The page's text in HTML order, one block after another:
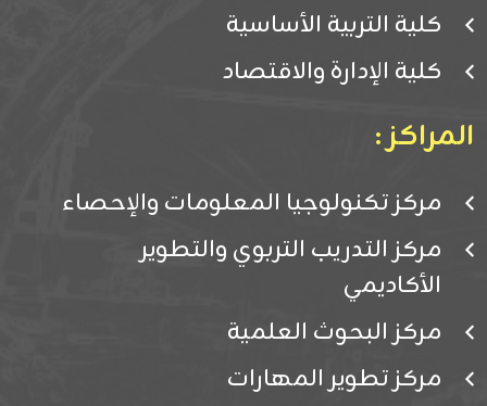
كلية التربية الأساسية
كلية الإدارة والاقتصاد
المراكز :
مركز تكنولوجيا المعلومات والإحصاء
مركز التدريب التربوي والتطوير
الأكاديمي
مركز البحوث العلمية
مركز تطوير المهارات